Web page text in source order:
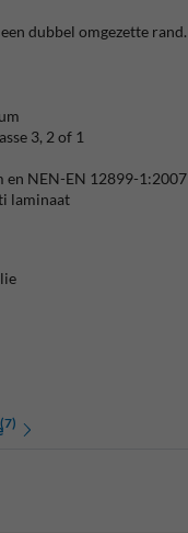
dubbel omgezette rand.
3, 2 of 1
NEN-EN 12899-1:2007
laminaat
(7)